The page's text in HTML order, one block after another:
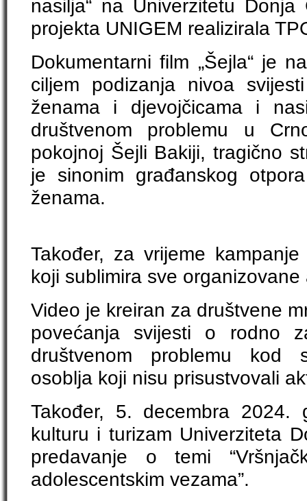
nasilja“ na Univerzitetu
projekta UNIGEM realizirala
Dokumentarni film „Šejla“ je
ciljem podizanja nivoa
ženama i djevojčicama i
društvenom problemu u
pokojnoj Šejli Bakiji, tragično
je sinonim građanskog
ženama.
Također, za vrijeme
koji sublimira sve organizovane
Video je kreiran za društvene
povećanja svijesti o rodno
društvenom problemu kod
osoblja koji nisu prisustvovali
Također, 5. decembra 2024.
kulturu i turizam Univerziteta
predavanje o temi
adolescentskim vezama”.